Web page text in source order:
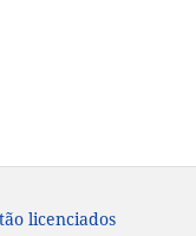
licenciados